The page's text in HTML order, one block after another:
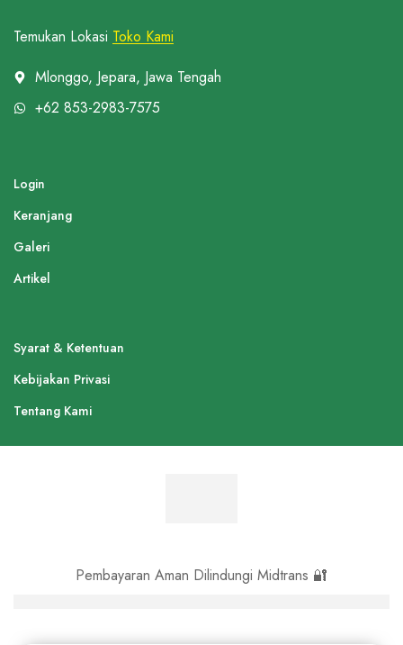
Temukan Lokasi Toko Kami
Mlonggo, Jepara, Jawa Tengah
+62 853-2983-7575
Login
Keranjang
Galeri
Artikel
Syarat & Ketentuan
Kebijakan Privasi
Tentang Kami
Pembayaran Aman Dilindungi Midtrans 🔐